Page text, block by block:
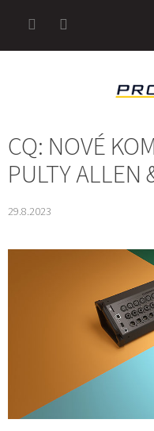
CQ: NOVÉ
PULTY ALLEN
29.8.2023